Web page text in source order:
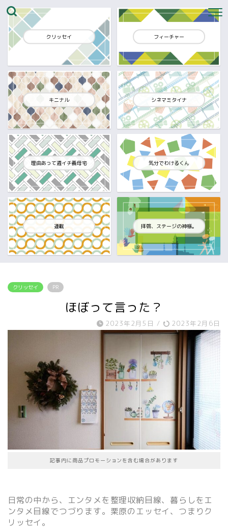
クリッセイ フィーチャー
キニナル シネマミタイナ
理由あって週イチ義母宅 気分でわけるくん
連載 拝啓、ステージの神様。
クリッセイ PR
ほぼって言った？
2023年2月5日 / 2023年2月6日
記事内に商品プロモーションを含む場合があります
日常の中から、エンタメを整理収納目線、暮らしをエ
ンタメ目線でつづります。栗原のエッセイ、つまりク
リッセイ。